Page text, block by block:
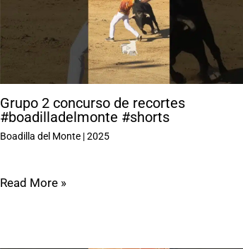
Grupo 2 concurso de recortes
#boadilladelmonte #shorts
Boadilla del Monte|2025
Read More »